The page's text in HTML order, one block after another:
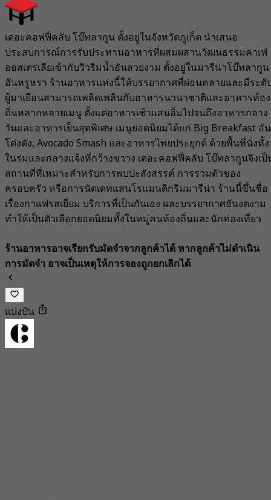
เดอะคอฟฟี่คลับ โบ๊ทลากูน ตั้งอยู่ในจังหวัดภูเก็ต นำเสนอ
ประสบการณ์การรับประทานอาหารที่ผสมผสานวัฒนธรรมคาเฟ่
ออสเตรเลียเข้ากับวิวริมน้ำอันสวยงาม ตั้งอยู่ในมารีน่าโบ๊ทลากูน
อันหรูหรา ร้านอาหารแห่งนี้ให้บรรยากาศที่ผ่อนคลายและมีระดั
ผู้มาเยือนสามารถเพลิดเพลินกับอาหารนานาชาติและอาหารท้อง
ถิ่นหลากหลายเมนู ตั้งแต่อาหารเช้าแสนอิ่มไปจนถึงอาหารกลาง
วันและอาหารเย็นสุดพิเศษ เมนูยอดนิยมได้แก่ Big Breakfast อัน
โด่งดัง, Avocado Smash และอาหารไทยประยุกต์ ด้วยพื้นที่นั่งทั้ง
ในร่มและกลางแจ้งที่กว้างขวาง เดอะคอฟฟี่คลับ โบ๊ทลากูนจึงเป็
สถานที่ที่เหมาะสำหรับการพบปะสังสรรค์ การรวมตัวของ
ครอบครัว หรือการนัดเดทแสนโรแมนติกริมมารีน่า ร้านนี้ขึ้นชื่อ
เรื่องกาแฟรสเยี่ยม บริการที่เป็นกันเอง และบรรยากาศอันงดงาม
ทำให้เป็นตัวเลือกยอดนิยมทั้งในหมู่คนท้องถิ่นและนักท่องเที่ยว
ร้านอาหารอาจเรียกรับมัดจำจากลูกค้าได้ หากลูกค้าไม่ดำเนิน
การมัดจำ อาจเป็นเหตุให้การจองถูกยกเลิกได้
แบ่งปัน